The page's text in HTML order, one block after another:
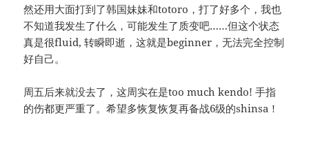
然还用大面打到了韩国妹妹和totoro，打了好多个，我也
不知道我发生了什么，可能发生了质变吧……但这个状态
真是很fluid, 转瞬即逝，这就是beginner，无法完全控制
好自己。
周五后来就没去了，这周实在是too much kendo! 手指
的伤都更严重了。希望多恢复恢复再备战6级的shinsa！